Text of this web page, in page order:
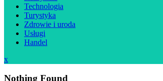
Technologia
Turystyka
Zdrowie i uroda
Usługi
Handel
xClose
Nothing Found